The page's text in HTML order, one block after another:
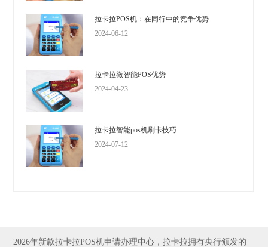
拉卡拉POS机：在同行中的竞争优势
2024-06-12
拉卡拉微智能POS优势
2024-04-23
拉卡拉智能pos机刷卡技巧
2024-07-12
2026年新款拉卡拉POS机申请办理中心，拉卡拉拥有央行颁发的